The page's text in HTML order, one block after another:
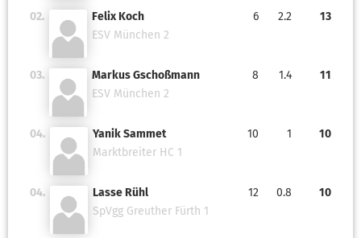
02.
Felix Koch
ESV München 2
6 2.2 13
03.
Markus Gschoßmann
ESV München 2
8 1.4 11
04.
Yanik Sammet
Marktbreiter HC 1
10 1 10
04.
Lasse Rühl
SpVgg Greuther Fürth 1
12 0.8 10